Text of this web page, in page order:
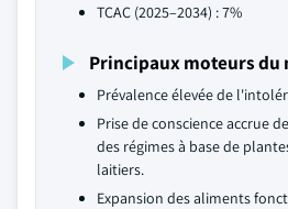
TCAC (2025–2034) : 7%
Principaux moteurs du
Prévalence élevée de
Prise de conscience accrue
des régimes à base de
laitiers.
Expansion des aliments